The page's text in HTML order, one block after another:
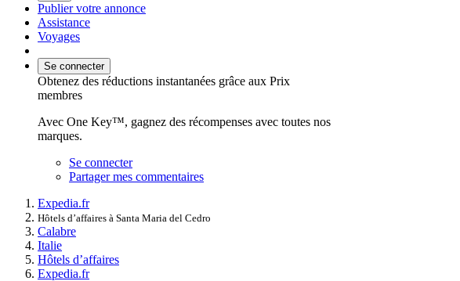
Publier votre annonce
Assistance
Voyages
Se connecter
Obtenez des réductions instantanées grâce aux Prix
membres
Avec One Key™, gagnez des récompenses avec toutes nos
marques.
Se connecter
Partager mes commentaires
Expedia.fr
Hôtels d’affaires à Santa Maria del Cedro
Calabre
Italie
Hôtels d’affaires
Expedia.fr